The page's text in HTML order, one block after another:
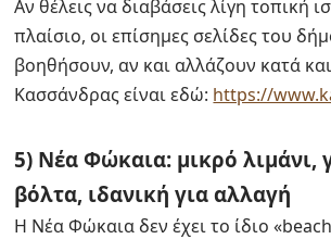
Αν θέλεις να διαβάσεις λίγη τοπική
πλαίσιο, οι επίσημες σελίδες του
βοηθήσουν, αν και αλλάζουν κατά
Κασσάνδρας είναι εδώ: https://
5) Νέα Φώκαια: μικρό λιμάνι,
βόλτα, ιδανική για αλλαγή
Η Νέα Φώκαια δεν έχει το ίδιο